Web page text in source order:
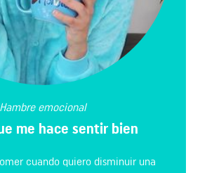
Hambre emocional
me hace sentir bien
cuando quiero disminuir una